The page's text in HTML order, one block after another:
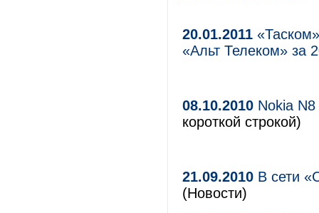
20.01.2011
«Альт Телеком» за
08.10.2010 Nokia
короткой строкой)
21.09.2010 В сети
(Новости)